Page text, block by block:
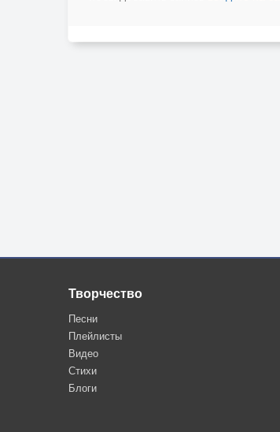
Творчество
Песни
Плейлисты
Видео
Стихи
Блоги